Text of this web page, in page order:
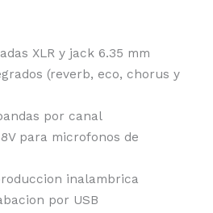
XLR y jack 6.35 mm
(reverb, eco, chorus y
por canal
para microfonos de
inalambrica
por USB